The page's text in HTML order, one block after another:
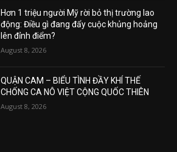
Hơn 1 triệu người Mỹ rời bỏ thị trường lao
động: Điều gì đang đẩy cuộc khủng hoảng
lên đỉnh điểm?
August 8, 2026
QUẬN CAM – BIỂU TÌNH ĐẦY KHÍ THẾ
CHỐNG CA NÔ VIỆT CỘNG QUỐC THIÊN
August 8, 2026